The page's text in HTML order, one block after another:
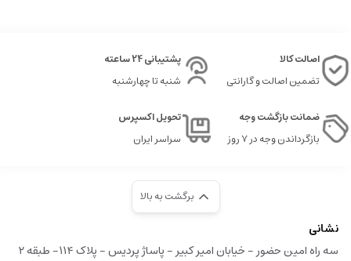
اصالت کالا
تضمین اصالت و گارانتی
پشتیبانی 24 ساعته
شنبه تا چهارشنبه
ضمانت بازگشت وجه
بازگرداندن وجه در ۷ روز
تحویل اکسپرس
سراسر ایران
برگشت به بالا
نشانی
سه راه امین حضور - خیابان امیر کبیر - پاساژ پردیس - پلاک ۱۱۴- طبقه ۲